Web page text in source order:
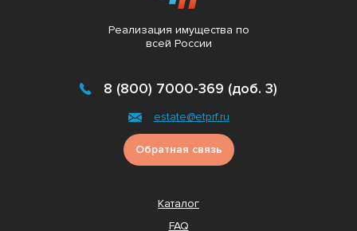
Реализация имущества по
всей России
8 (800) 7000-369 (доб. 3)
estate@etprf.ru
Обратная связь
Каталог
FAQ